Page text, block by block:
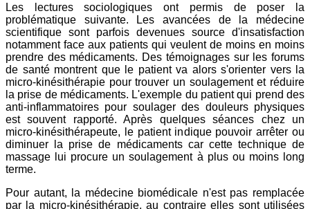
Les lectures sociologiques ont permis de poser la
problématique suivante. Les avancées de la médecine
scientifique sont parfois devenues source d'insatisfaction
notamment face aux patients qui veulent de moins en moins
prendre des médicaments. Des témoignages sur les forums
de santé montrent que le patient va alors s'orienter vers la
micro-kinésithérapie pour trouver un soulagement et réduire
la prise de médicaments. L'exemple du patient qui prend des
anti-inflammatoires pour soulager des douleurs physiques
est souvent rapporté. Après quelques séances chez un
micro-kinésithérapeute, le patient indique pouvoir arrêter ou
diminuer la prise de médicaments car cette technique de
massage lui procure un soulagement à plus ou moins long
terme.
Pour autant, la médecine biomédicale n'est pas remplacée
par la micro-kinésithérapie, au contraire elles sont utilisées